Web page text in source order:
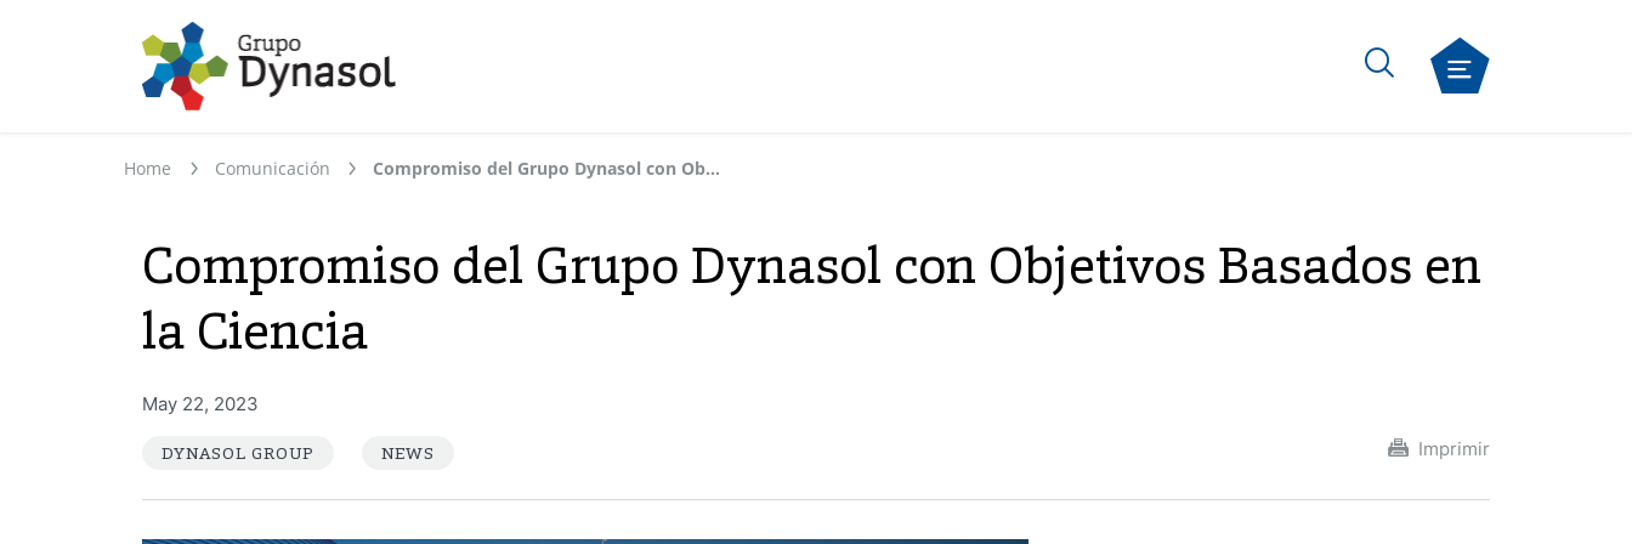
Home Comunicación Compromiso del Grupo Dynasol con Objetivos Basados ​​en la Ciencia
Compromiso del Grupo Dynasol con Objetivos Basados ​​en
la Ciencia
DYNASOL GROUP NEWS
May 22, 2023
Imprimir